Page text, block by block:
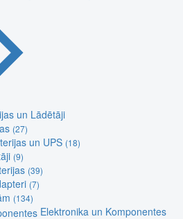
un Lādētāji
(27)
un UPS (18)
(9)
(39)
(7)
(134)
Elektronika un Komponentes